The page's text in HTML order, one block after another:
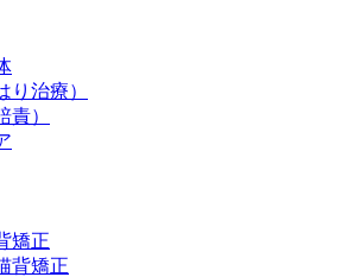
り治療）
責）
矯正
背矯正